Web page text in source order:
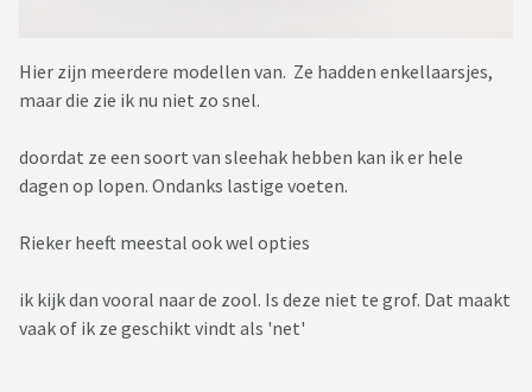
Hier zijn meerdere modellen van. Ze hadden enkellaarsjes,
maar die zie ik nu niet zo snel.
doordat ze een soort van sleehak hebben kan ik er hele
dagen op lopen. Ondanks lastige voeten.
Rieker heeft meestal ook wel opties
ik kijk dan vooral naar de zool. Is deze niet te grof. Dat maakt
vaak of ik ze geschikt vindt als 'net'